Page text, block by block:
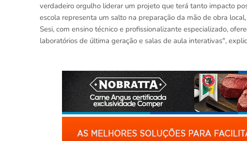
verdadeiro orgulho liderar um projeto que terá tanto impacto
escola representa um salto na preparação da mão de obra
Sesi, com ensino técnico e profissionalizante especializado,
laboratórios de última geração e salas de aula interativas",